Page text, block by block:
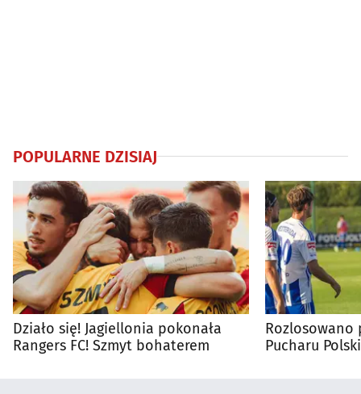
POPULARNE DZISIAJ
Działo się! Jagiellonia pokonała
Rangers FC! Szmyt bohaterem
Rozlosowano
Pucharu Polski